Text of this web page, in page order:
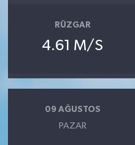
RÜZGAR
4.61 M/S
09 AĞUSTOS
PAZAR